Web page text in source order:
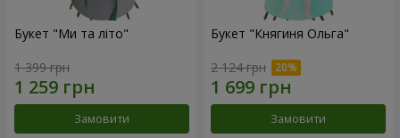
Букет "Ми та літо"
1 399 грн
Замовити
Букет "Княгиня Ольга"
2 124 грн
Замовити